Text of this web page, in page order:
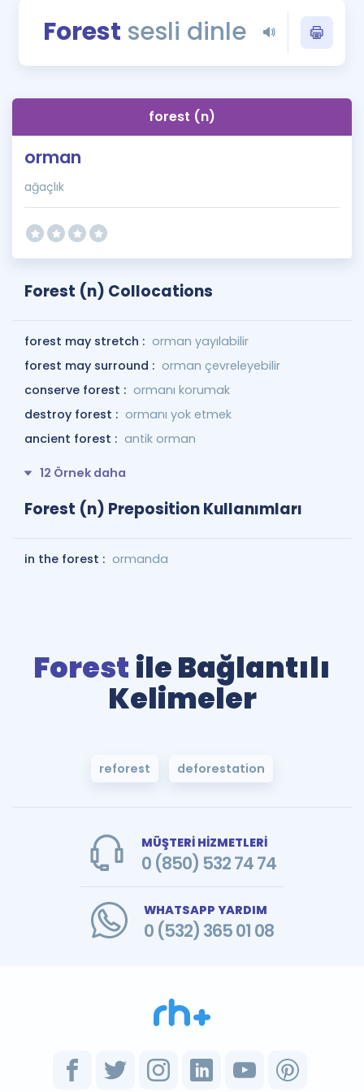
Blog
İngilizce Gramer
Forest sesli dinle
forest (n)
orman
ağaçlık
Forest (n) Collocations
forest may stretch : orman yayılabilir
forest may surround : orman çevreleyebilir
conserve forest : ormanı korumak
destroy forest : ormanı yok etmek
ancient forest : antik orman
12 Örnek daha
Forest (n) Preposition Kullanımları
in the forest : ormanda
Forest ile Bağlantılı
Kelimeler
reforest deforestation
MÜŞTERİ HİZMETLERİ
0 (850) 532 74 74
WHATSAPP YARDIM
0 (532) 365 01 08